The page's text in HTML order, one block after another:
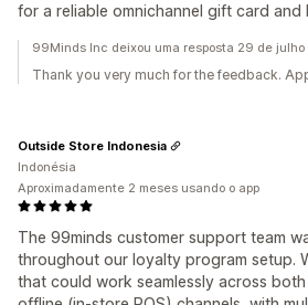
for a reliable omnichannel gift card and
99Minds Inc deixou uma resposta 29 de
Thank you very much for the feedback.
The 99minds customer support team
throughout our loyalty program setup.
that could work seamlessly across
Outside Store Indonesia
Indonésia
Aproximadamente 2 meses usando o app